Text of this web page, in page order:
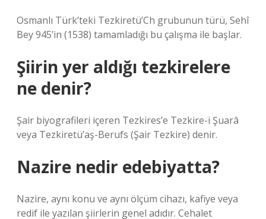
Osmanlı Türk’teki Tezkiretü’Ch grubunun türü, Sehî
Bey 945’in (1538) tamamladığı bu çalışma ile başlar.
Şiirin yer aldığı tezkirelere
ne denir?
Şair biyografileri içeren Tezkires’e Tezkire-i Şuarâ
veya Tezkiretü’aş-Berufs (Şair Tezkire) denir.
Nazire nedir edebiyatta?
Nazire, aynı konu ve aynı ölçüm cihazı, kafiye veya
redif ile yazılan şiirlerin genel adıdır. Cehalet